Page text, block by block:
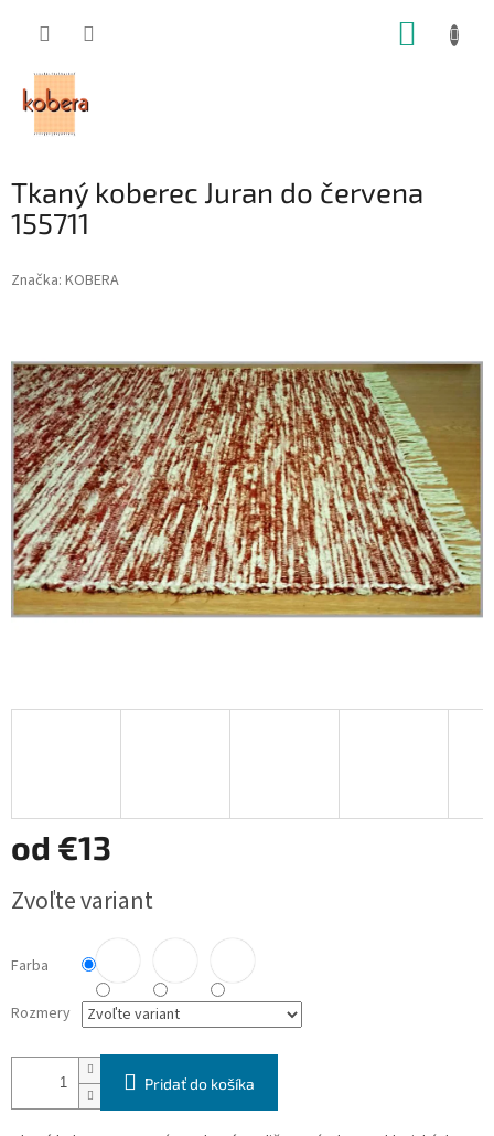
Tkaný koberec Juran do červena
155711
Značka: KOBERA
od €13
cena:
Zvoľte variant
Farba
Rozmery
Pridať do košíka